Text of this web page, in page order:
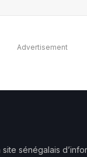
Advertisement
sénégalais